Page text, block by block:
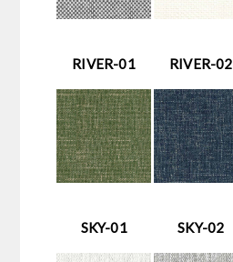
RIVER-01 RIVER-02
SKY-01 SKY-02